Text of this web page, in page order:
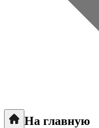
На главную